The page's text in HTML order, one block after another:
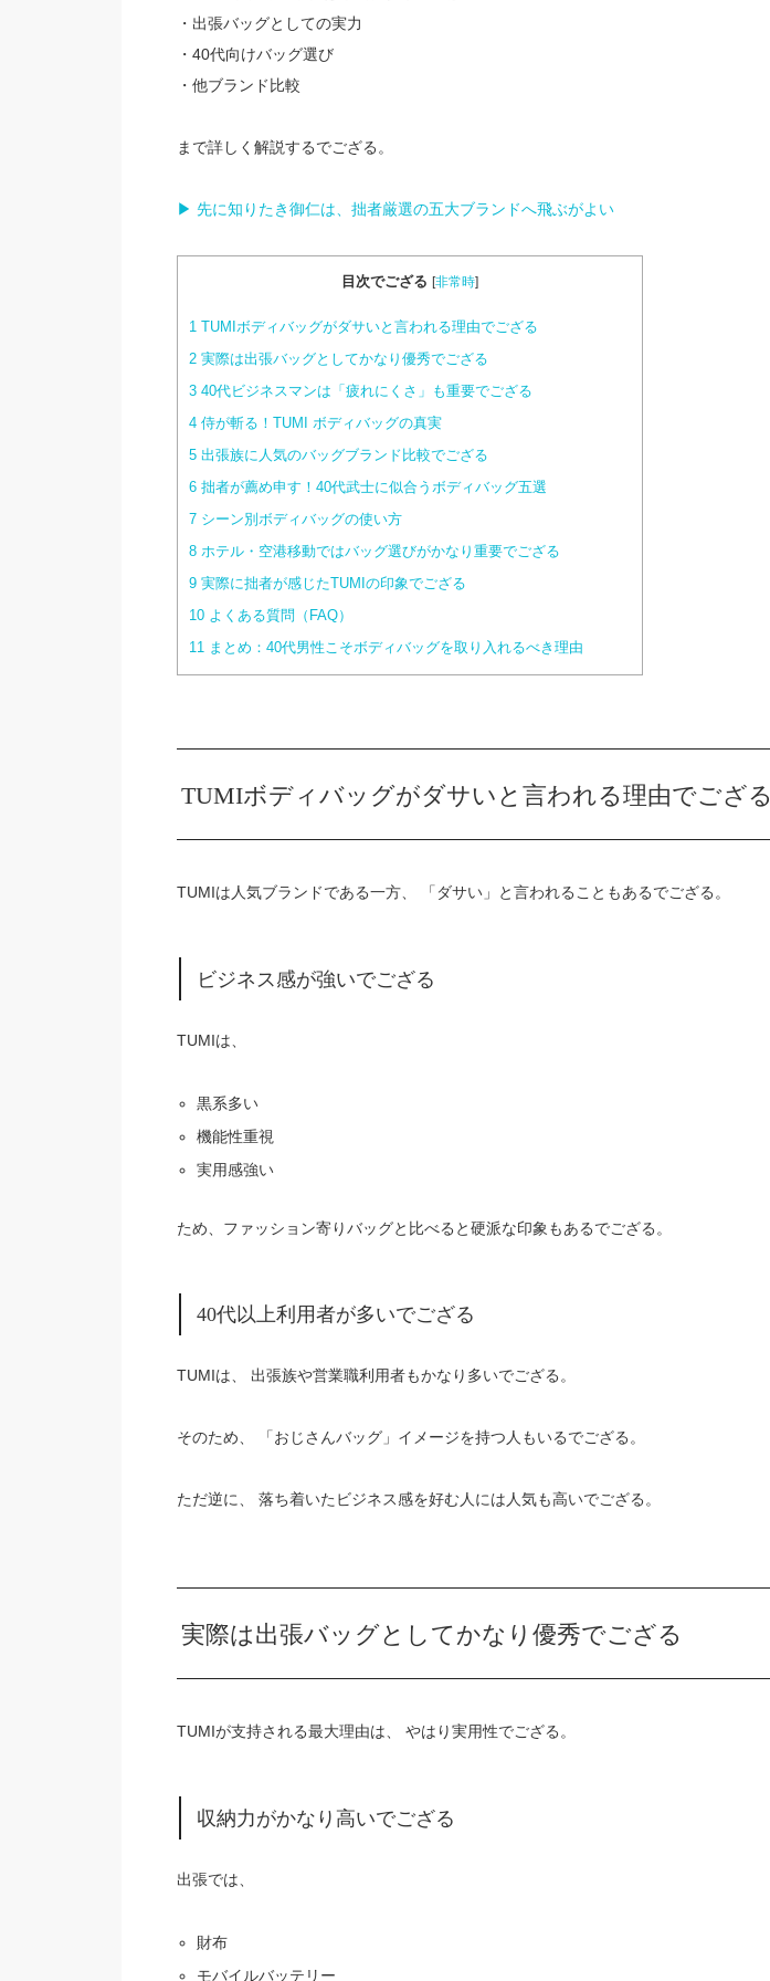
・出張バッグとしての実力
・40代向けバッグ選び
・他ブランド比較
まで詳しく解説するでござる。
▶ 先に知りたき御仁は、拙者厳選の五大ブランドへ飛ぶがよい
目次でござる [非常時]
1TUMIボディバッグがダサいと言われる理由でござる
2実際は出張バッグとしてかなり優秀でござる
340代ビジネスマンは「疲れにくさ」も重要でござる
4侍が斬る！TUMI ボディバッグの真実
5出張族に人気のバッグブランド比較でござる
6拙者が薦め申す！40代武士に似合うボディバッグ五選
7シーン別ボディバッグの使い方
8ホテル・空港移動ではバッグ選びがかなり重要でござる
9実際に拙者が感じたTUMIの印象でござる
10よくある質問（FAQ）
11まとめ：40代男性こそボディバッグを取り入れるべき理由
TUMIボディバッグがダサいと言われる理由でござる
TUMIは人気ブランドである一方、 「ダサい」と言われることもあるでござる。
ビジネス感が強いでござる
TUMIは、
黒系多い
機能性重視
実用感強い
ため、ファッション寄りバッグと比べると硬派な印象もあるでござる。
40代以上利用者が多いでござる
TUMIは、 出張族や営業職利用者もかなり多いでござる。
そのため、 「おじさんバッグ」イメージを持つ人もいるでござる。
ただ逆に、 落ち着いたビジネス感を好む人には人気も高いでござる。
実際は出張バッグとしてかなり優秀でござる
TUMIが支持される最大理由は、 やはり実用性でござる。
収納力がかなり高いでござる
出張では、
財布
モバイルバッテリー